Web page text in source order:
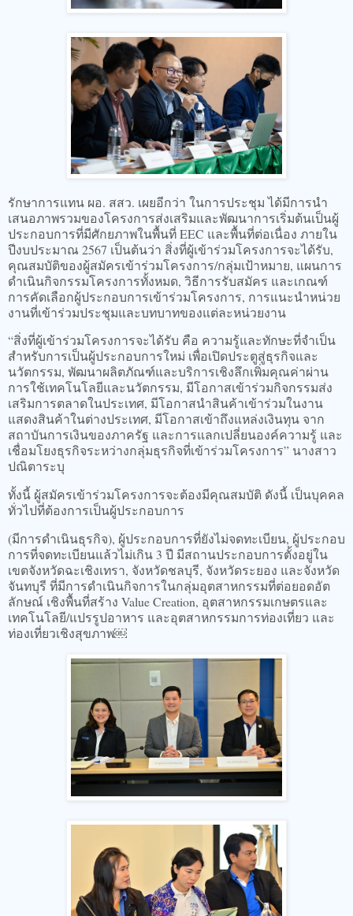
รักษาการแทน ผอ. สสว. เผยอีกว่า ในการประชุม ได้มีการนำ
เสนอภาพรวมของโครงการส่งเสริมและพัฒนาการเริ่มต้นเป็นผู้
ประกอบการที่มีศักยภาพในพื้นที่ EEC และพื้นที่ต่อเนื่อง ภายใน
ปีงบประมาณ 2567 เป็นต้นว่า สิ่งที่ผู้เข้าร่วมโครงการจะได้รับ,
คุณสมบัติของผู้สมัครเข้าร่วมโครงการ/กลุ่มเป้าหมาย, แผนการ
ดำเนินกิจกรรมโครงการทั้งหมด, วิธีการรับสมัคร และเกณฑ์
การคัดเลือกผู้ประกอบการเข้าร่วมโครงการ, การแนะนำหน่วย
งานที่เข้าร่วมประชุมและบทบาทของแต่ละหน่วยงาน
“สิ่งที่ผู้เข้าร่วมโครงการจะได้รับ คือ ความรู้และทักษะที่จำเป็น
สำหรับการเป็นผู้ประกอบการใหม่ เพื่อเปิดประตูสู่ธุรกิจและ
นวัตกรรม, พัฒนาผลิตภัณฑ์และบริการเชิงลึกเพิ่มคุณค่าผ่าน
การใช้เทคโนโลยีและนวัตกรรม, มีโอกาสเข้าร่วมกิจกรรมส่ง
เสริมการตลาดในประเทศ, มีโอกาสนำสินค้าเข้าร่วมในงาน
แสดงสินค้าในต่างประเทศ, มีโอกาสเข้าถึงแหล่งเงินทุน จาก
สถาบันการเงินของภาครัฐ และการแลกเปลี่ยนองค์ความรู้ และ
เชื่อมโยงธุรกิจระหว่างกลุ่มธุรกิจที่เข้าร่วมโครงการ” นางสาว
ปณิตาระบุ
ทั้งนี้ ผู้สมัครเข้าร่วมโครงการจะต้องมีคุณสมบัติ ดังนี้ เป็นบุคคล
ทั่วไปที่ต้องการเป็นผู้ประกอบการ
(มีการดำเนินธุรกิจ), ผู้ประกอบการที่ยังไม่จดทะเบียน, ผู้ประกอบ
การที่จดทะเบียนแล้วไม่เกิน 3 ปี มีสถานประกอบการตั้งอยู่ใน
เขตจังหวัดฉะเชิงเทรา, จังหวัดชลบุรี, จังหวัดระยอง และจังหวัด
จันทบุรี ที่มีการดำเนินกิจการในกลุ่มอุตสาหกรรมที่ต่อยอดอัต
ลักษณ์ เชิงพื้นที่สร้าง Value Creation, อุตสาหกรรมเกษตรและ
เทคโนโลยี/แปรรูปอาหาร และอุตสาหกรรมการท่องเที่ยว และ
ท่องเที่ยวเชิงสุขภาพ￼